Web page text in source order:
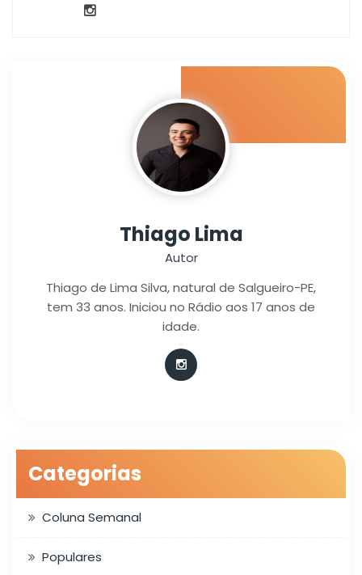
Thiago Lima
Autor
Thiago de Lima Silva, natural de Salgueiro-PE,
tem 33 anos. Iniciou no Rádio aos 17 anos de
idade.
Categorias
Coluna Semanal
Populares